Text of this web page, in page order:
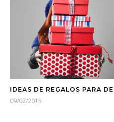
IDEAS DE REGALOS PARA
09/02/2015